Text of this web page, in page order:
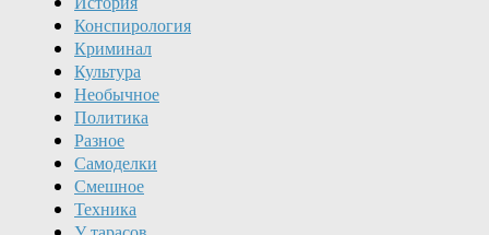
Конспирология
Криминал
Культура
Необычное
Политика
Разное
Самоделки
Смешное
Техника